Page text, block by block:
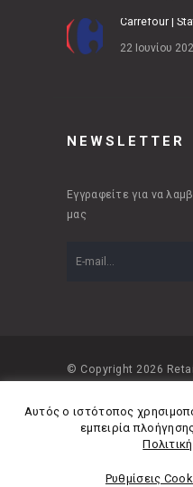
Carrefour |
22 Ιουνίου
NEWSLETTER
Εγγραφείτε για να
μας
© Copyright 2026
Αυτός ο ιστότοπος
εμπειρία
Ρυθμίσεις